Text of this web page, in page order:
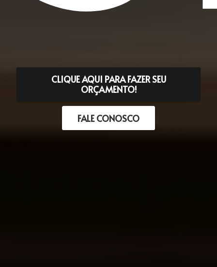
CLIQUE AQUI PARA FAZER SEU
ORÇAMENTO!
FALE CONOSCO